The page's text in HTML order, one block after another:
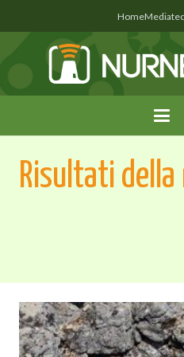
Home
Risultati della